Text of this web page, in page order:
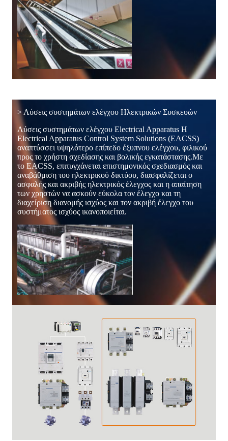
> Λύσεις συστημάτων ελέγχου Ηλεκτρικών Συσκευών
Λύσεις συστημάτων ελέγχου Electrical Apparatus Η
Electrical Apparatus Control System Solutions (EACSS)
αναπτύσσει υψηλότερο επίπεδο έξυπνου ελέγχου, φιλικού
προς το χρήστη σχεδίασης και βολικής εγκατάστασης.Με
το EACSS, επιτυγχάνεται επιστημονικός σχεδιασμός και
αναβάθμιση του ηλεκτρικού δικτύου, διασφαλίζεται ο
ασφαλής και ακριβής ηλεκτρικός έλεγχος και η απαίτηση
των χρηστών να ασκούν εύκολα τον έλεγχο και τη
διαχείριση διανομής ισχύος και τον ακριβή έλεγχο του
συστήματος ισχύος ικανοποιείται.